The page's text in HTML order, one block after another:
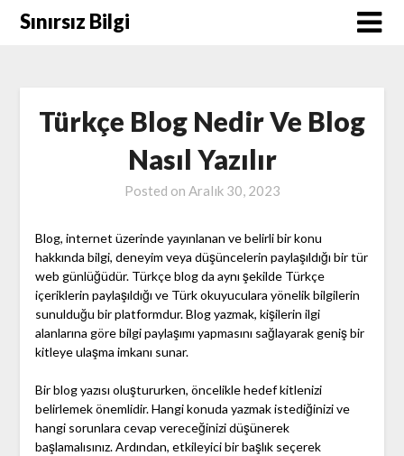
SkipSınırsız Bilgi
Türkçe Blog Nedir Ve Blog
Nasıl Yazılır
Posted on Aralık 30, 2023
Blog, internet üzerinde yayınlanan ve belirli bir konu
hakkında bilgi, deneyim veya düşüncelerin paylaşıldığı bir tür
web günlüğüdür. Türkçe blog da aynı şekilde Türkçe
içeriklerin paylaşıldığı ve Türk okuyuculara yönelik bilgilerin
sunulduğu bir platformdur. Blog yazmak, kişilerin ilgi
alanlarına göre bilgi paylaşımı yapmasını sağlayarak geniş bir
kitleye ulaşma imkanı sunar.
Bir blog yazısı oluştururken, öncelikle hedef kitlenizi
belirlemek önemlidir. Hangi konuda yazmak istediğinizi ve
hangi sorunlara cevap vereceğinizi düşünerek
başlamalısınız. Ardından, etkileyici bir başlık seçerek